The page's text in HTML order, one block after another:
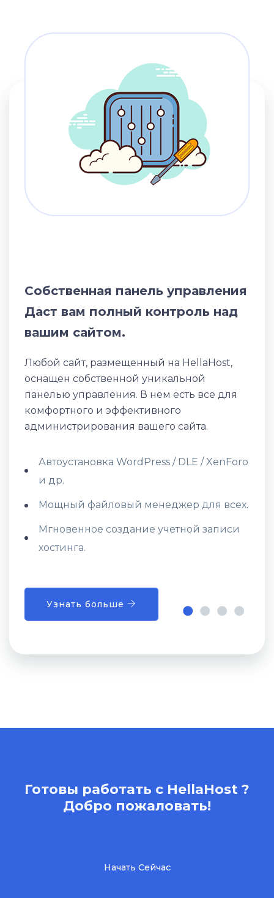
Собственная панель управления
Даст вам полный контроль над
вашим сайтом.
Любой сайт, размещенный на HellaHost,
оснащен собственной уникальной
панелью управления. В нем есть все для
комфортного и эффективного
администрирования вашего сайта.
Автоустановка WordPress / DLE / XenForo
и др.
Мощный файловый менеджер для всех.
Мгновенное создание учетной записи
хостинга.
Узнать больше
Готовы работать с HellaHost ?
Добро пожаловать!
Начать Сейчас